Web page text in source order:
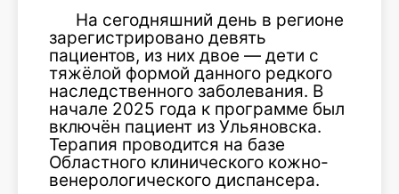
На сегодняшний день в регионе
зарегистрировано девять
пациентов, из них двое — дети с
тяжёлой формой данного редкого
наследственного заболевания. В
начале 2025 года к программе был
включён пациент из Ульяновска.
Терапия проводится на базе
Областного клинического кожно-
венерологического диспансера.